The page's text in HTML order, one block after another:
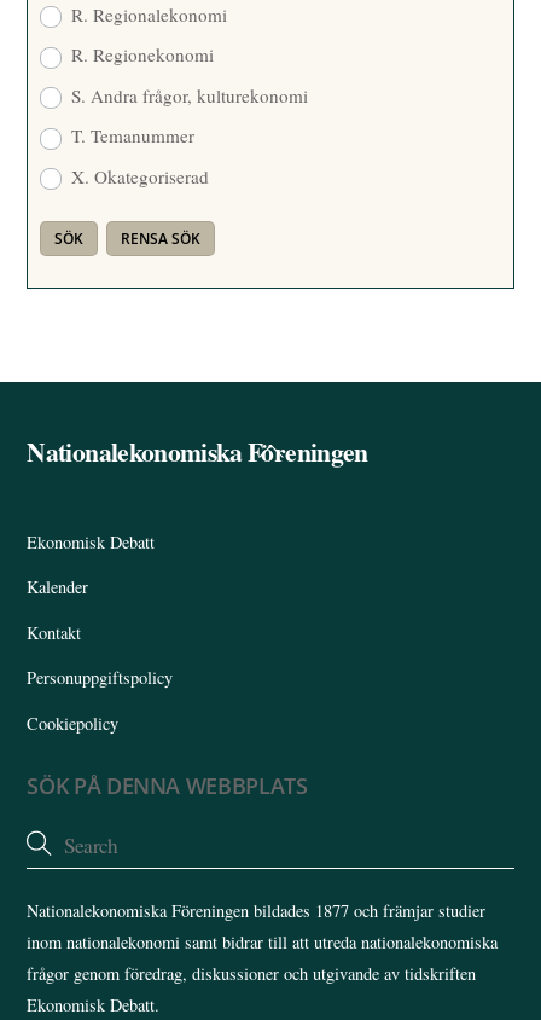
R. Regionalekonomi
R. Regionekonomi
S. Andra frågor, kulturekonomi
T. Temanummer
X. Okategoriserad
Back
Nationalekonomiska Föreningen
Ekonomisk Debatt
Kalender
Kontakt
Personuppgiftspolicy
Cookiepolicy
SÖK PÅ DENNA WEBBPLATS
Nationalekonomiska Föreningen bildades 1877 och främjar studier
inom nationalekonomi samt bidrar till att utreda nationalekonomiska
frågor genom föredrag, diskussioner och utgivande av tidskriften
Ekonomisk Debatt.